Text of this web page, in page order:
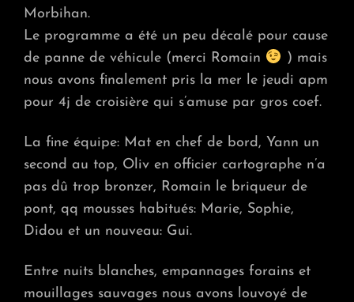
Morbihan.
Le programme a été un peu décalé pour cause
de panne de véhicule (merci Romain
) mais
nous avons finalement pris la mer le jeudi apm
pour 4j de croisière qui s’amuse par gros coef.
La fine équipe: Mat en chef de bord, Yann un
second au top, Oliv en officier cartographe n’a
pas dû trop bronzer, Romain le briqueur de
pont, qq mousses habitués: Marie, Sophie,
Didou et un nouveau: Gui.
Entre nuits blanches, empannages forains et
mouillages sauvages nous avons louvoyé de